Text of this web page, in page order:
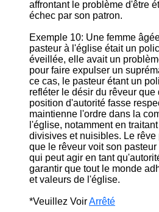
affrontant le problème d'être
échec par son patron.
Exemple 10: Une femme
pasteur à l'église était un
éveillée, elle avait un
pour faire expulser un
ce cas, le pasteur étant un
refléter le désir du rêveur que
position d'autorité fasse
maintienne l'ordre dans la
l'église, notamment en
divisives et nuisibles. Le rêve
que le rêveur voit son
qui peut agir en tant
garantir que tout le monde
et valeurs de l'église.
*Veuillez VoirArrêté